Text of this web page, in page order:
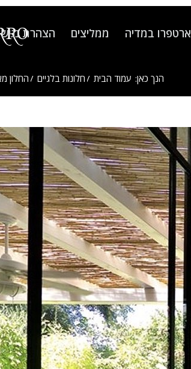
ארטפרו במדיה ממליצים הצהרת
הנך כאן: עמוד הבית / חלונות בלגיים / החלון